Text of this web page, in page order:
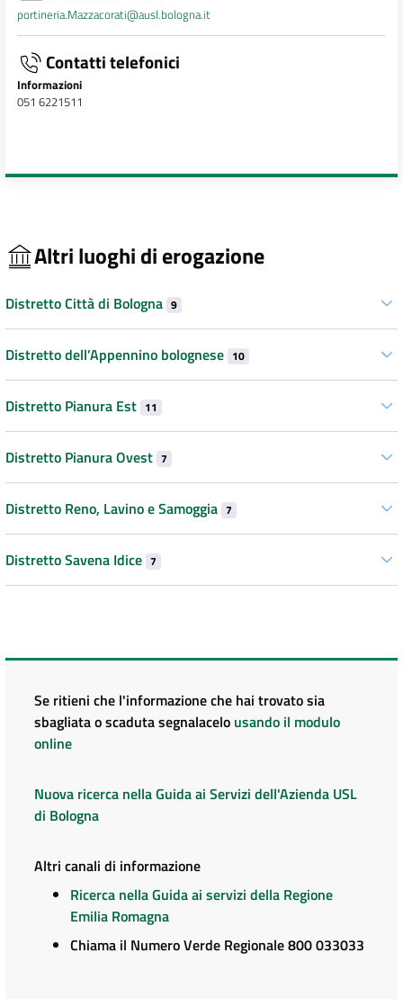
portineria.Mazzacorati@ausl.bologna.it
Contatti telefonici
Informazioni
051 6221511
Altri luoghi di erogazione
Distretto Città di Bologna 9
Distretto dell’Appennino bolognese 10
Distretto Pianura Est 11
Distretto Pianura Ovest 7
Distretto Reno, Lavino e Samoggia 7
Distretto Savena Idice 7
Se ritieni che l'informazione che hai trovato sia
sbagliata o scaduta segnalacelo usando il modulo
online
Nuova ricerca nella Guida ai Servizi dell'Azienda USL
di Bologna
Altri canali di informazione
Ricerca nella Guida ai servizi della Regione
Emilia Romagna
Chiama il Numero Verde Regionale 800 033033